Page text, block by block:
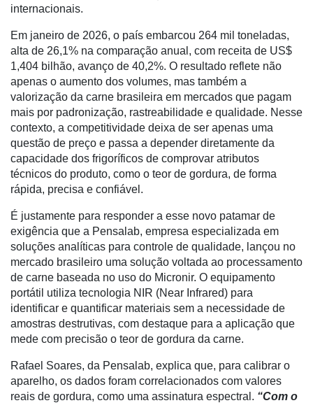
Cadastre-
Minha
conta
Notícias
Destaque
Mercado
Troca
de
Cadeira
Artigos
Agenda
Agricultura
Precisão
Automação
internacionais.
Em janeiro de 2026, o país embarcou 264 mil toneladas,
alta de 26,1% na comparação anual, com receita de US$
1,404 bilhão, avanço de 40,2%. O resultado reflete não
apenas o aumento dos volumes, mas também a
valorização da carne brasileira em mercados que pagam
mais por padronização, rastreabilidade e qualidade. Nesse
contexto, a competitividade deixa de ser apenas uma
questão de preço e passa a depender diretamente da
capacidade dos frigoríficos de comprovar atributos
técnicos do produto, como o teor de gordura, de forma
rápida, precisa e confiável.
É justamente para responder a esse novo patamar de
exigência que a Pensalab, empresa especializada em
soluções analíticas para controle de qualidade, lançou no
mercado brasileiro uma solução voltada ao processamento
de carne baseada no uso do Micronir. O equipamento
portátil utiliza tecnologia NIR (Near Infrared) para
identificar e quantificar materiais sem a necessidade de
amostras destrutivas, com destaque para a aplicação que
mede com precisão o teor de gordura da carne.
Rafael Soares, da Pensalab, explica que, para calibrar o
aparelho, os dados foram correlacionados com valores
reais de gordura, como uma assinatura espectral. “Com o